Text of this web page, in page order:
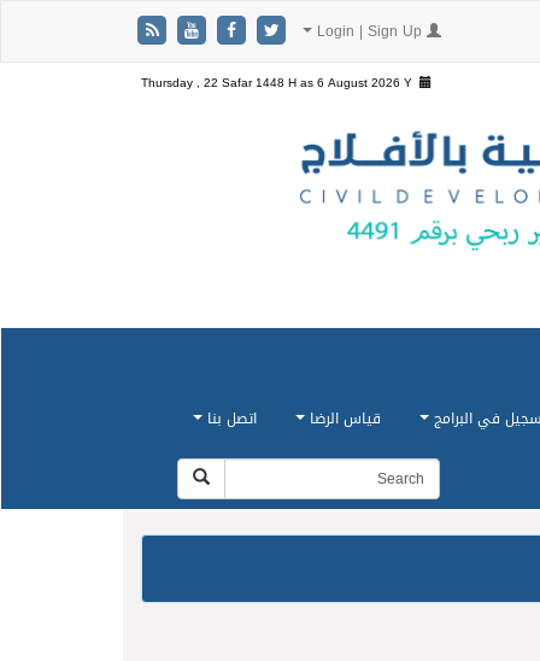
Thursday , 22 Safar 1448 H as6 August 2026 Y
في البرامج قياس الرضا اتصل بنا